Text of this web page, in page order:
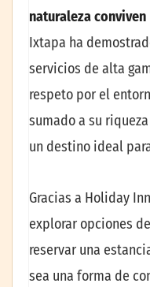
naturaleza conviven
Ixtapa ha
servicios de alta
respeto por el
sumado a su
un destino ideal
Gracias a Holiday
explorar opciones de
reservar una
sea una forma de